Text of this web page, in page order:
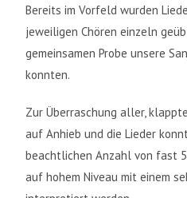
Bereits im Vorfeld wurden
jeweiligen Chören einzeln
gemeinsamen Probe unsere
konnten.
Zur Überraschung aller,
auf Anhieb und die Lieder
beachtlichen Anzahl von fast
auf hohem Niveau mit einem